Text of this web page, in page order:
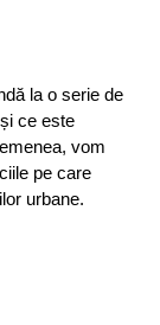
la o serie de
ce este
vom
pe care
urbane.